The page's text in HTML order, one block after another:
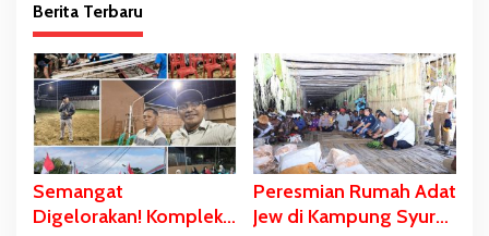
Berita Terbaru
Semangat
Digelorakan! Komplek
Peresmian Rumah Adat
Jew di Kampung Syuru-